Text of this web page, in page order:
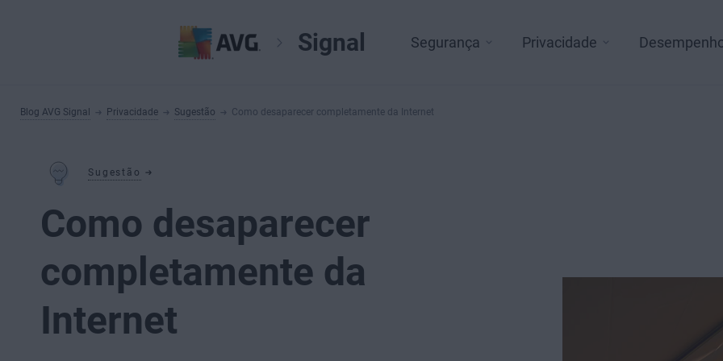
Signal Segurança Privacidade
Blog AVG Signal Privacidade Sugestão Como desaparecer completamente da Internet
Sugestão
Como desaparecer
completamente da
Internet